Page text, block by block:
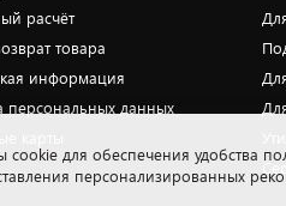
расчёт
товара
информация
персональных данных
cookie для обеспечения удобства
персонализированных